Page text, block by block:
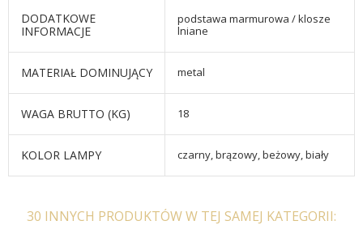
DODATKOWE
INFORMACJE
podstawa marmurowa / klosze
lniane
MATERIAŁ DOMINUJĄCY metal
WAGA BRUTTO (KG) 18
KOLOR LAMPY czarny, brązowy, beżowy, biały
30 INNYCH PRODUKTÓW W TEJ SAMEJ KATEGORII: